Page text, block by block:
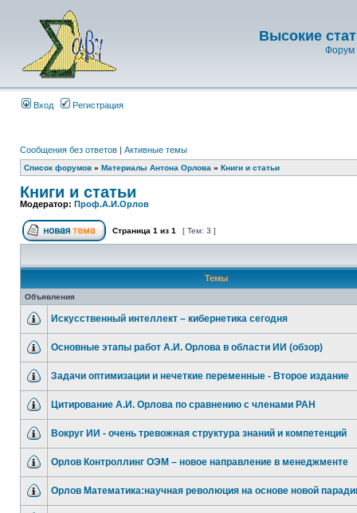
Высокие
Форум
Вход Регистрация
Сообщения без ответов | Активные темы
Список форумов » Материалы Антона Орлова » Книги и статьи
Книги и статьи
Модератор: Проф.А.И.Орлов
Страница 1 из 1 [ Тем: 3 ]
Темы
Объявления
Искусственный интеллект – кибернетика сегодня
Основные этапы работ А.И. Орлова в области ИИ (обзор)
Задачи оптимизации и нечеткие переменные - Второе издание
Цитирование А.И. Орлова по сравнению с членами РАН
Вокруг ИИ - очень тревожная структура знаний и компетенций
Орлов Контроллинг ОЭМ – новое направление в менеджменте
Орлов Математика:научная революция на основе новой